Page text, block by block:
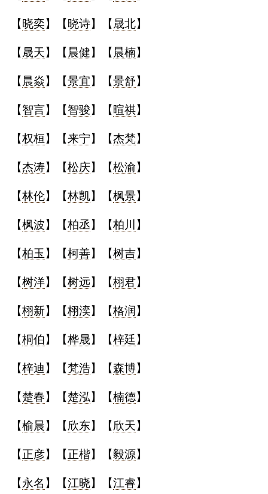
【 晓奕】【 晓诗】【 晟北】
【 晟天】【 晨健】【 晨楠】
【 晨焱】【景宜】【景舒】
【智言】【智骏】【 暄祺】
【权桓】【来宁】【杰梵】
【杰涛】【松庆】【松渝】
【林伦】【林凯】【枫景】
【枫波】【柏丞】【柏川 】
【柏玉 】【柯善】【树吉】
【树洋】【树远】【栩君】
【栩新】【栩湙】【格润 】
【桐伯】【桦晟】【梓廷 】
【梓迪 】【梵浩】【森博】
【楚春】【楚泓】【楠德】
【榆晨】【欣东】【欣天】
【正彦】【正楷】【毅源】
【永名 】【江晓】【江睿】